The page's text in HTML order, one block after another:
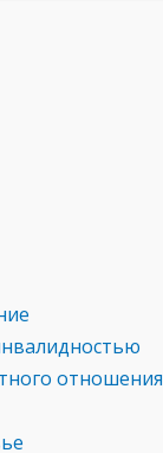
отношения